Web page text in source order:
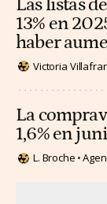
Las listas
13% en
haber
Victoria
La
1,6% en
L. Broche